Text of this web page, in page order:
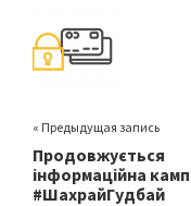
o
k
« Предыдущая запись
Продовжується
інформаційна
#ШахрайГудбай